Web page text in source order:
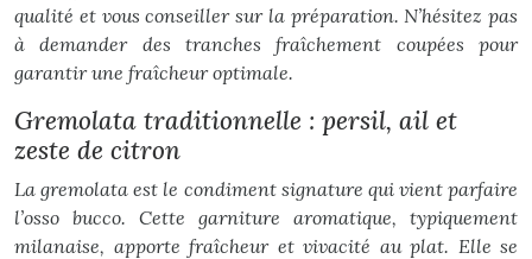
qualité et vous conseiller sur la préparation. N’hésitez pas
à demander des tranches fraîchement coupées pour
garantir une fraîcheur optimale.
Gremolata traditionnelle : persil, ail et
zeste de citron
La gremolata est le condiment signature qui vient parfaire
l’osso bucco. Cette garniture aromatique, typiquement
milanaise, apporte fraîcheur et vivacité au plat. Elle se